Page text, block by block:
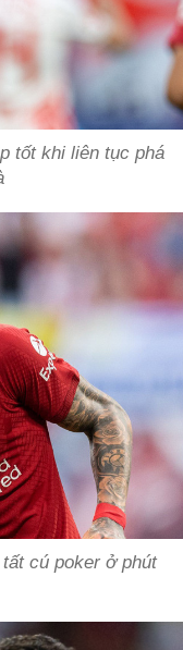
tốt khi liên tục phá
cú poker ở phút